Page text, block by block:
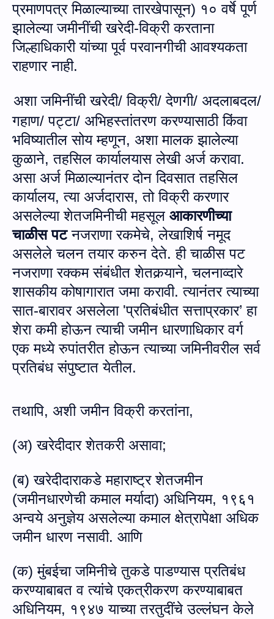
प्रमाणपत्र मिळाल्‍याच्‍या तारखेपासून) १० वर्षे पूर्ण
झालेल्या जमीनींची खरेदी-विक्री करताना
जिल्हाधिकारी यांच्या पूर्व परवानगीची आवश्यकता
राहणार नाही.
अशा जमिनींची खरेदी/ विक्री/ देणगी/ अदलाबदल/
गहाण/ पट्टा/ अभिहस्तांतरण करण्यासाठी किंवा
भविष्‍यातील सोय म्‍हणून, अशा मालक झालेल्‍या
कुळाने, तहसिल कार्यालयास लेखी अर्ज करावा.
असा अर्ज मिळाल्यानंतर दोन दिवसात तहसिल
कार्यालय, त्‍या अर्जदारास, तो विक्री करणार
असलेल्या शेतजमिनीची महसूल आकारणीच्या
चाळीस पटनजराणा रकमेचे, लेखाशिर्ष नमूद
असलेले चलन तयार करुन देते. ही चाळीस पट
नजराणा रक्कम संबंधीत शेतकर्‍याने, चलनाव्दारे
शासकीय कोषागारात जमा करावी.त्यानंतर त्‍याच्‍या
सात-बारावर असलेला 'प्रतिबंधीत सत्ताप्रकार’ हा
शेरा कमी होऊन त्‍याची जमीन धारणाधिकारवर्ग
एक मध्‍ये रुपांतरीत होऊन त्‍याच्‍या जमिनीवरील सर्व
प्रतिबंध संपुष्‍टात येतील.
तथापि, अशी जमीन विक्री करतांना,
(अ)खरेदीदार शेतकरी असावा;
(ब)खरेदीदाराकडे महाराष्ट्र शेतजमीन
(जमीनधारणेची कमाल मर्यादा) अधिनियम, १९६१
अन्वये अनुज्ञेय असलेल्या कमाल क्षेत्रापेक्षा अधिक
जमीन धारण नसावी. आणि
(क)मुंबईचा जमिनीचे तुकडे पाडण्यास प्रतिबंध
करण्याबाबत व त्यांचे एकत्रीकरण करण्याबाबत
अधिनियम, १९४७ याच्या तरतुदींचे उल्लंघन केले